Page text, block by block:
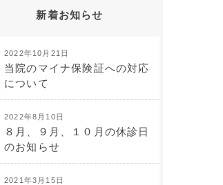
新着お知らせ
2022年10月21日
当院のマイナ保険証への対応
について
2022年8月10日
８月、９月、１０月の休診日
のお知らせ
2021年3月15日